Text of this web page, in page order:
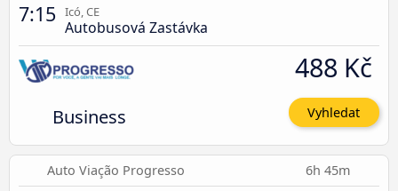
7:15 Icó, CE
Autobusová Zastávka
Business
488 Kč
Vyhledat
Auto Viação Progresso 6h 45m